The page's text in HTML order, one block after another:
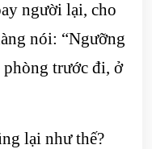
người lại, cho
nói: “Ngưỡng
trước đi, ở
lại như thế?